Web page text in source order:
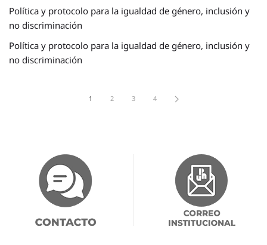
Política y protocolo para la igualdad de género, inclusión y
no discriminación
Política y protocolo para la igualdad de género, inclusión y
no discriminación
1 2 3 4